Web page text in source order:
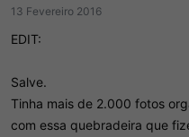
13 Fevereiro 2016
EDIT:
Salve.
Tinha mais de 2.000 fotos
com essa quebradeira que